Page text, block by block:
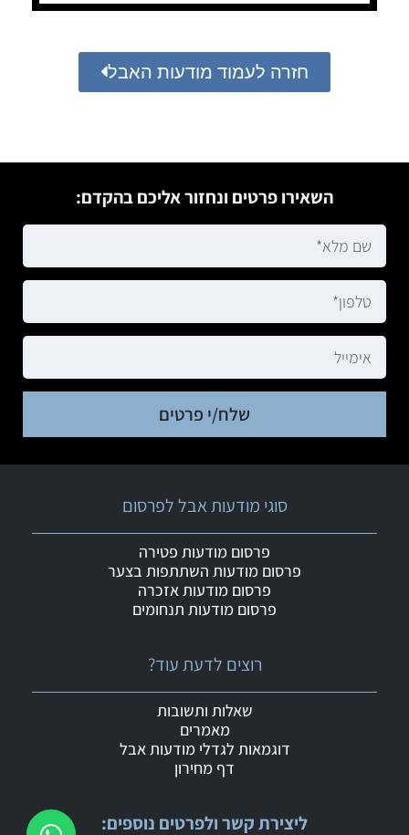
חזרה לעמוד מודעות האבל
השאירו פרטים ונחזור אליכם בהקדם:
שלח/י פרטים
ליצירת קשר ולפרטים נוספים:
רוצים לדעת עוד?
שאלות ותשובות
מאמרים
דוגמאות לגדלי מודעות אבל
דף מחירון
סוגי מודעות אבל לפרסום
פרסום מודעות פטירה
פרסום מודעות השתתפות בצער
פרסום מודעות אזכרה
פרסום מודעות תנחומים